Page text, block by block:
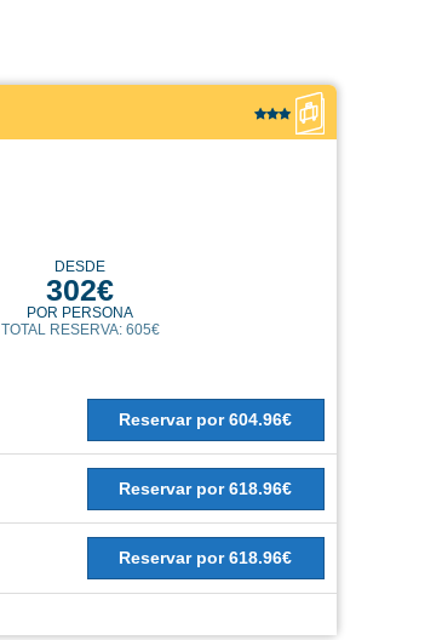
DESDE
302€
POR PERSONA
TOTAL RESERVA: 605€
Reservar por 604.96€
Reservar por 618.96€
Reservar por 618.96€